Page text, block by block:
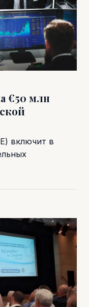
€50 млн
включит в